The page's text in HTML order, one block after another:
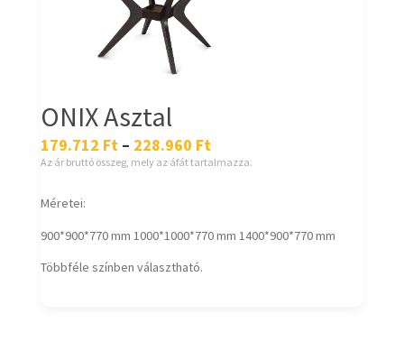
ONIX Asztal
179.712 Ft – 228.960 Ft
Az ár bruttó összeg, mely az áfát tartalmazza.
Méretei:
900*900*770 mm 1000*1000*770 mm 1400*900*770 mm
Többféle színben választható.